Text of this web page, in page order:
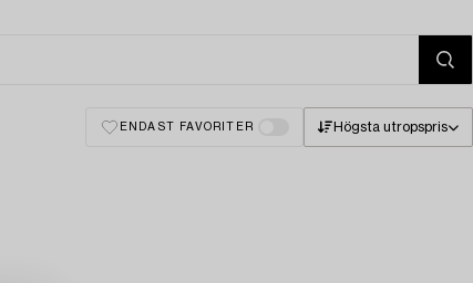
ENDAST FAVORITER Högsta utropspris